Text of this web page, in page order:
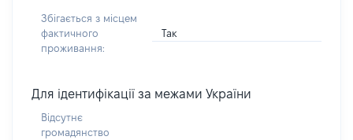
Збігається з місцем
фактичного
проживання:
Так
Для ідентифікації за межами України
Відсутнє
громадянство